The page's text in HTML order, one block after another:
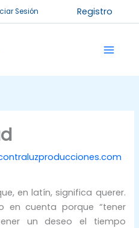
Sesión Registro
en latín, significa querer.
en cuenta porque “tener
un deseo el tiempo